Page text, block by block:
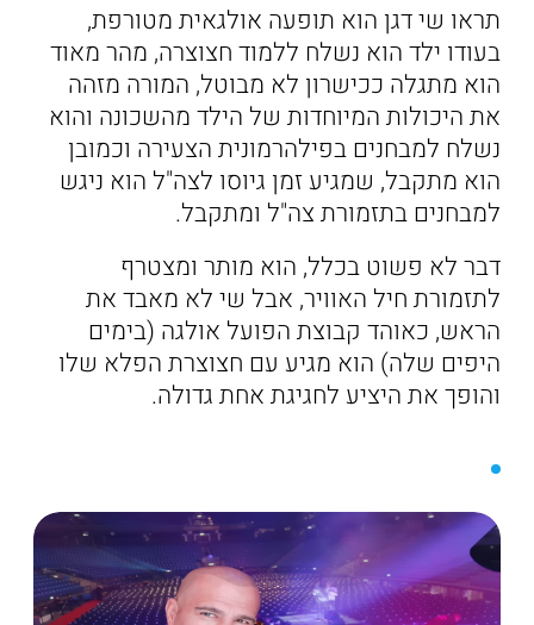
תראו שי דגן הוא תופעה אולגאית מטורפת,
בעודו ילד הוא נשלח ללמוד חצוצרה, מהר מאוד
הוא מתגלה ככישרון לא מבוטל, המורה מזהה
את היכולות המיוחדות של הילד מהשכונה והוא
נשלח למבחנים בפילהרמונית הצעירה וכמובן
הוא מתקבל, שמגיע זמן גיוסו לצה"ל הוא ניגש
למבחנים בתזמורת צה"ל ומתקבל.
דבר לא פשוט בכלל, הוא מותר ומצטרף
לתזמורת חיל האוויר, אבל שי לא מאבד את
הראש, כאוהד קבוצת הפועל אולגה (בימים
היפים שלה) הוא מגיע עם חצוצרת הפלא שלו
והופך את היציע לחגיגת אחת גדולה.